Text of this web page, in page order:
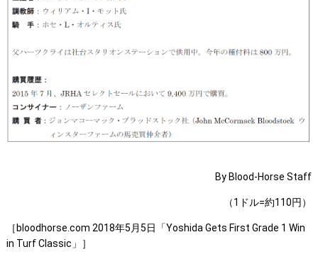
By Blood-Horse Staff
（1ドル=約110円）
［bloodhorse.com 2018年5月5日「Yoshida Gets First Grade 1 Win
in Turf Classic」］